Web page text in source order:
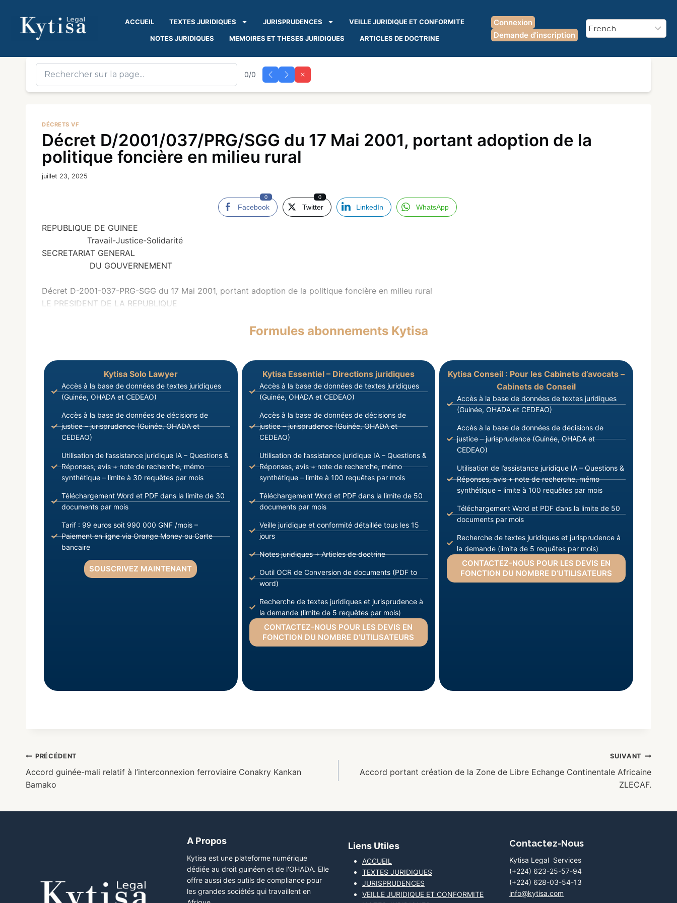
ACCUEIL TEXTES JURIDIQUES JURISPRUDENCES VEILLE JURIDIQUE ET CONFORMITE
NOTES JURIDIQUES MEMOIRES ET THESES JURIDIQUES ARTICLES DE DOCTRINE
Connexion
Demande d'inscription
0/0
DÉCRETS VF
Décret D/2001/037/PRG/SGG du 17 Mai 2001, portant adoption de la
politique foncière en milieu rural
juillet 23, 2025
Facebook
0
Twitter
0
LinkedIn WhatsApp
REPUBLIQUE DE GUINEE
Travail-Justice-Solidarité
SECRETARIAT GENERAL
DU GOUVERNEMENT
Décret D-2001-037-PRG-SGG du 17 Mai 2001, portant adoption de la politique foncière en milieu rural
LE PRESIDENT DE LA REPUBLIQUE
Formules abonnements Kytisa
Kytisa Solo Lawyer
Accès à la base de données de textes juridiques
(Guinée, OHADA et CEDEAO)
Accès à la base de données de décisions de
justice – jurisprudence (Guinée, OHADA et
CEDEAO)
Utilisation de l’assistance juridique IA – Questions &
Réponses, avis + note de recherche, mémo
synthétique – limite à 30 requêtes par mois
Téléchargement Word et PDF dans la limite de 30
documents par mois
Tarif : 99 euros soit 990 000 GNF /mois –
Paiement en ligne via Orange Money ou Carte
bancaire
SOUSCRIVEZ MAINTENANT
Kytisa Essentiel – Directions juridiques
Accès à la base de données de textes juridiques
(Guinée, OHADA et CEDEAO)
Accès à la base de données de décisions de
justice – jurisprudence (Guinée, OHADA et
CEDEAO)
Utilisation de l’assistance juridique IA – Questions &
Réponses, avis + note de recherche, mémo
synthétique – limite à 100 requêtes par mois
Téléchargement Word et PDF dans la limite de 50
documents par mois
Veille juridique et conformité détaillée tous les 15
jours
Notes juridiques + Articles de doctrine
Outil OCR de Conversion de documents (PDF to
word)
Recherche de textes juridiques et jurisprudence à
la demande (limite de 5 requêtes par mois)
CONTACTEZ-NOUS POUR LES DEVIS EN
FONCTION DU NOMBRE D’UTILISATEURS
Kytisa Conseil : Pour les Cabinets d’avocats –
Cabinets de Conseil
Accès à la base de données de textes juridiques
(Guinée, OHADA et CEDEAO)
Accès à la base de données de décisions de
justice – jurisprudence (Guinée, OHADA et
CEDEAO)
Utilisation de l’assistance juridique IA – Questions &
Réponses, avis + note de recherche, mémo
synthétique – limite à 100 requêtes par mois
Téléchargement Word et PDF dans la limite de 50
documents par mois
Recherche de textes juridiques et jurisprudence à
la demande (limite de 5 requêtes par mois)
CONTACTEZ-NOUS POUR LES DEVIS EN
FONCTION DU NOMBRE D’UTILISATEURS
PRÉCÉDENT
Accord guinée-mali relatif à l’interconnexion ferroviaire Conakry Kankan
Bamako
SUIVANT
Accord portant création de la Zone de Libre Echange Continentale Africaine
ZLECAF.
A Propos
Kytisa est une plateforme numérique
dédiée au droit guinéen et de l'OHADA. Elle
offre aussi des outils de compliance pour
les grandes sociétés qui travaillent en
Liens Utiles
ACCUEIL
TEXTES JURIDIQUES
JURISPRUDENCES
VEILLE JURIDIQUE ET CONFORMITE
Contactez-Nous
Kytisa Legal Services
(+224) 623-25-57-94
(+224) 628-03-54-13
info@kytisa.com